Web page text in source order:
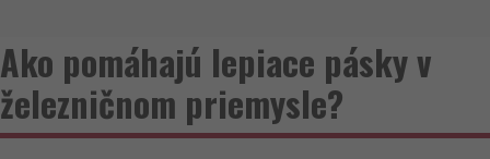
Ako pomáhajú lepiace pásky v
železničnom priemysle?